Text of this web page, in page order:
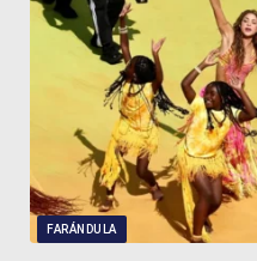
FARÁNDULA